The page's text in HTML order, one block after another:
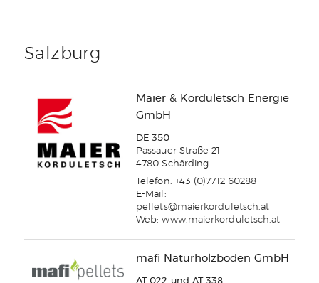
Salzburg
Maier & Korduletsch Energie
GmbH
DE 350
Passauer Straße 21
4780 Schärding
Telefon: +43 (0)7712 60288
E-Mail:
pellets@maierkorduletsch.at
Web:www.maierkorduletsch.at
mafi Naturholzboden GmbH